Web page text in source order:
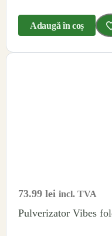
Adaugă în coș
73.99 lei incl. TVA
Pulverizator Vibes